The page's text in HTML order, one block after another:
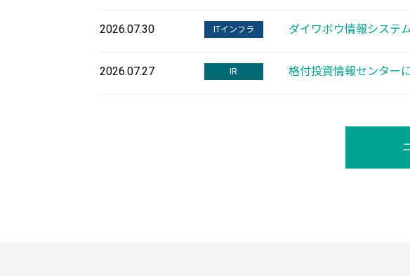
2026.07.30 ITインフラ ダイワボウ情報システ
2026.07.27 IR 格付投資情報センター